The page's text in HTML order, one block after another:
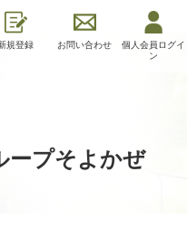
規登録 お問い合わせ
個人会員ログイ
ン
ープそよかぜ